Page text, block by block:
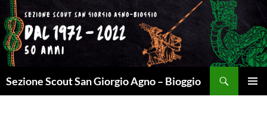
Sezione Scout San Giorgio Agno – Bioggio